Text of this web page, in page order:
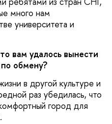
много нам
университета и
вам удалось вынести
обмену?
в другой культуре и
раз убедилась, что
город для